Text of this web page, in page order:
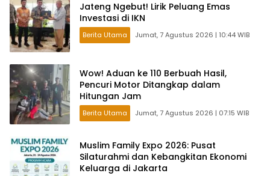
Jateng Ngebut! Lirik Peluang Emas
Investasi di IKN
Berita Utama Jumat, 7 Agustus 2026 | 10:44 WIB
Wow! Aduan ke 110 Berbuah Hasil,
Pencuri Motor Ditangkap dalam
Hitungan Jam
Berita Utama Jumat, 7 Agustus 2026 | 07:15 WIB
Muslim Family Expo 2026: Pusat
Silaturahmi dan Kebangkitan Ekonomi
Keluarga di Jakarta